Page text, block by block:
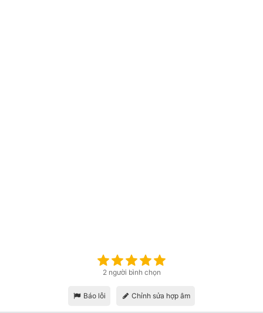
2 người bình chọn
Báo lỗi Chỉnh sửa hợp âm